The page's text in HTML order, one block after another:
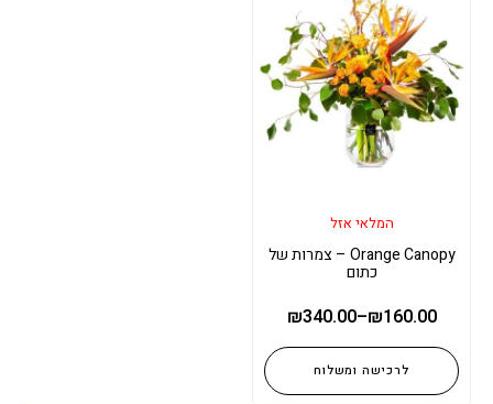
המלאי אזל
Orange Canopy – צמרות של
כתום
₪160.00
–
₪340.00
לרכישה ומשלוח